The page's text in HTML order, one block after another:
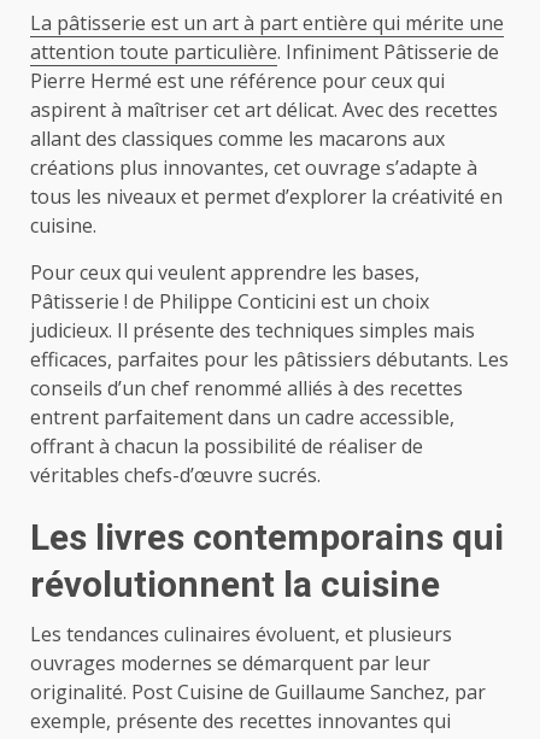
La pâtisserie est un art à part entière qui mérite une
attention toute particulière. Infiniment Pâtisserie de
Pierre Hermé est une référence pour ceux qui
aspirent à maîtriser cet art délicat. Avec des recettes
allant des classiques comme les macarons aux
créations plus innovantes, cet ouvrage s’adapte à
tous les niveaux et permet d’explorer la créativité en
cuisine.
Pour ceux qui veulent apprendre les bases,
Pâtisserie ! de Philippe Conticini est un choix
judicieux. Il présente des techniques simples mais
efficaces, parfaites pour les pâtissiers débutants. Les
conseils d’un chef renommé alliés à des recettes
entrent parfaitement dans un cadre accessible,
offrant à chacun la possibilité de réaliser de
véritables chefs-d’œuvre sucrés.
Les livres contemporains qui
révolutionnent la cuisine
Les tendances culinaires évoluent, et plusieurs
ouvrages modernes se démarquent par leur
originalité. Post Cuisine de Guillaume Sanchez, par
exemple, présente des recettes innovantes qui